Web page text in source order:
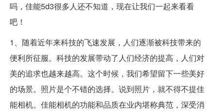
吗，佳能5d3很多人还不知道，现在让我们一起来看看
吧！
1、随着近年来科技的飞速发展，人们逐渐被科技带来的
便利所征服。科技的发展带动了人们经济的提高，人们对
美的追求也越来越高。这个时候，我们希望留下一些美好
的场景。照片是个不错的选择。说到照片，就不得不提佳
能相机。佳能相机的功能和品质在业内堪称典范，深受消